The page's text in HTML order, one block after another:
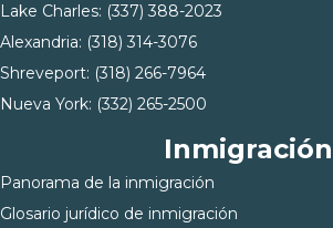
Lake Charles: (337) 388-2023
Alexandria: (318) 314-3076
Shreveport: (318) 266-7964
Nueva York: (332) 265-2500
Inmigración
Panorama de la inmigración
Glosario jurídico de inmigración